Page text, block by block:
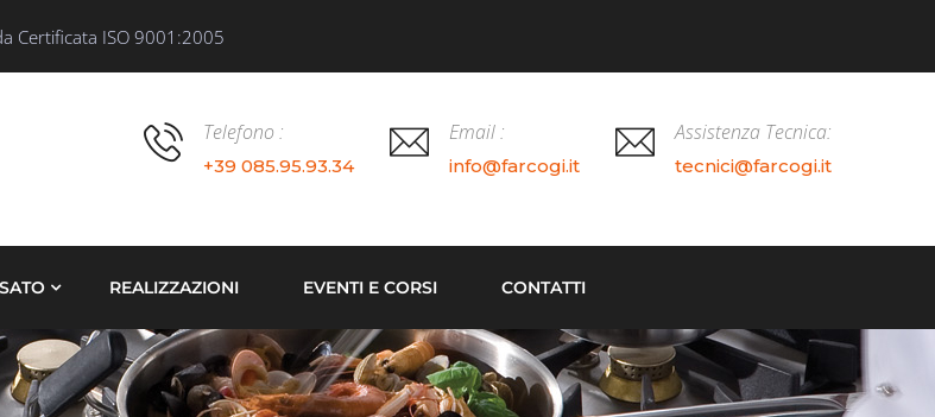
Certificata ISO 9001:2005
Assistenza Tecnica:
tecnici@farcogi.it
Email :
info@farcogi.it
Telefono :
+39 085.95.93.34
REALIZZAZIONI EVENTI E CORSI CONTATTI